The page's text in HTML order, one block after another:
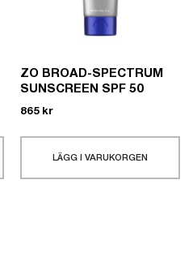
ZO BROAD-SPECTRUM
SUNSCREEN SPF 50
865 kr
LÄGG I VARUKORGEN